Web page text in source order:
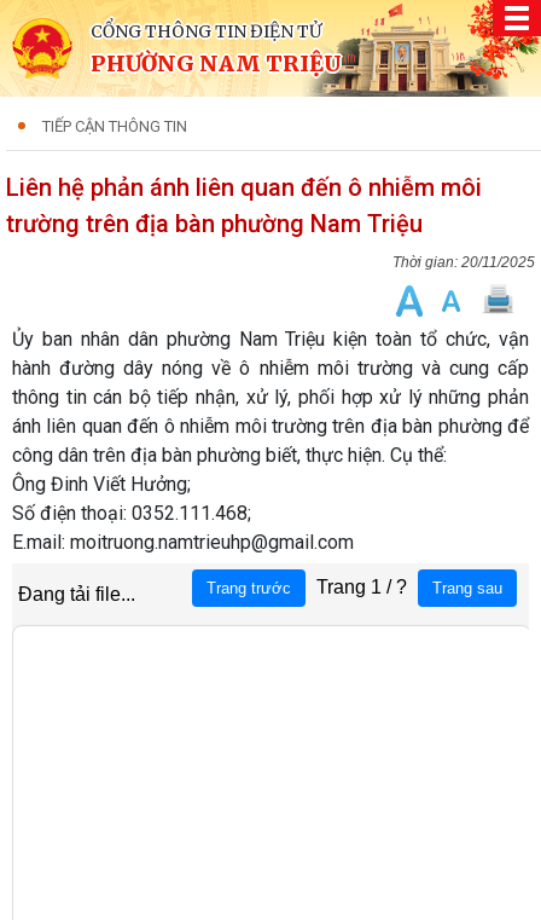
CỔNG THÔNG TIN ĐIỆN TỬ
PHƯỜNG NAM TRIỆU
TIẾP CẬN THÔNG TIN
Liên hệ phản ánh liên quan đến ô nhiễm môi
trường trên địa bàn phường Nam Triệu
20/11/2025
Ủy ban nhân dân phường Nam Triệu kiện toàn tổ chức, vận
hành đường dây nóng về ô nhiễm môi trường và cung cấp
thông tin cán bộ tiếp nhận, xử lý, phối hợp xử lý những phản
ánh liên quan đến ô nhiễm môi trường trên địa bàn phường để
công dân trên địa bàn phường biết, thực hiện. Cụ thể:
Ông Đinh Viết Hưởng;
Số điện thoại: 0352.111.468;
E.mail: moitruong.namtrieuhp@gmail.com